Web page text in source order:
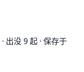
· 出没 9 起 · 保存于